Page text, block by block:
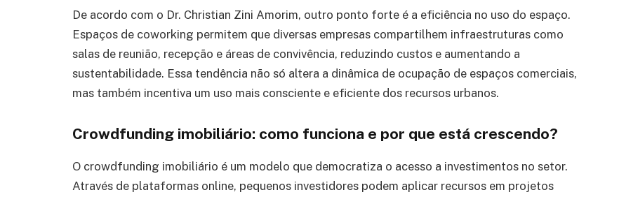
De acordo com o Dr. Christian Zini Amorim, outro ponto forte é a eficiência no uso do espaço.
Espaços de coworking permitem que diversas empresas compartilhem infraestruturas como
salas de reunião, recepção e áreas de convivência, reduzindo custos e aumentando a
sustentabilidade. Essa tendência não só altera a dinâmica de ocupação de espaços comerciais,
mas também incentiva um uso mais consciente e eficiente dos recursos urbanos.
Crowdfunding imobiliário: como funciona e por que está crescendo?
O crowdfunding imobiliário é um modelo que democratiza o acesso a investimentos no setor.
Através de plataformas online, pequenos investidores podem aplicar recursos em projetos